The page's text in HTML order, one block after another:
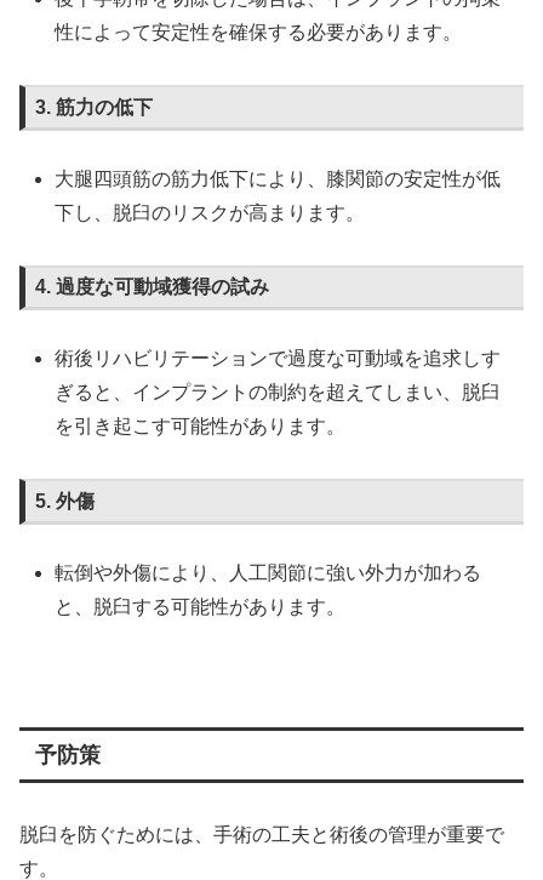
性によって安定性を確保する必要があります。
3. 筋力の低下
大腿四頭筋の筋力低下により、膝関節の安定性が低
下し、脱臼のリスクが高まります。
4. 過度な可動域獲得の試み
術後リハビリテーションで過度な可動域を追求しす
ぎると、インプラントの制約を超えてしまい、脱臼
を引き起こす可能性があります。
5. 外傷
転倒や外傷により、人工関節に強い外力が加わる
と、脱臼する可能性があります。
予防策
脱臼を防ぐためには、手術の工夫と術後の管理が重要で
す。